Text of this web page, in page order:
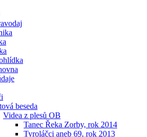
beseda
Videa z plesů OB
Tanec Řeka Zorby, rok 2014
Tyroláčci aneb 69, rok 2013